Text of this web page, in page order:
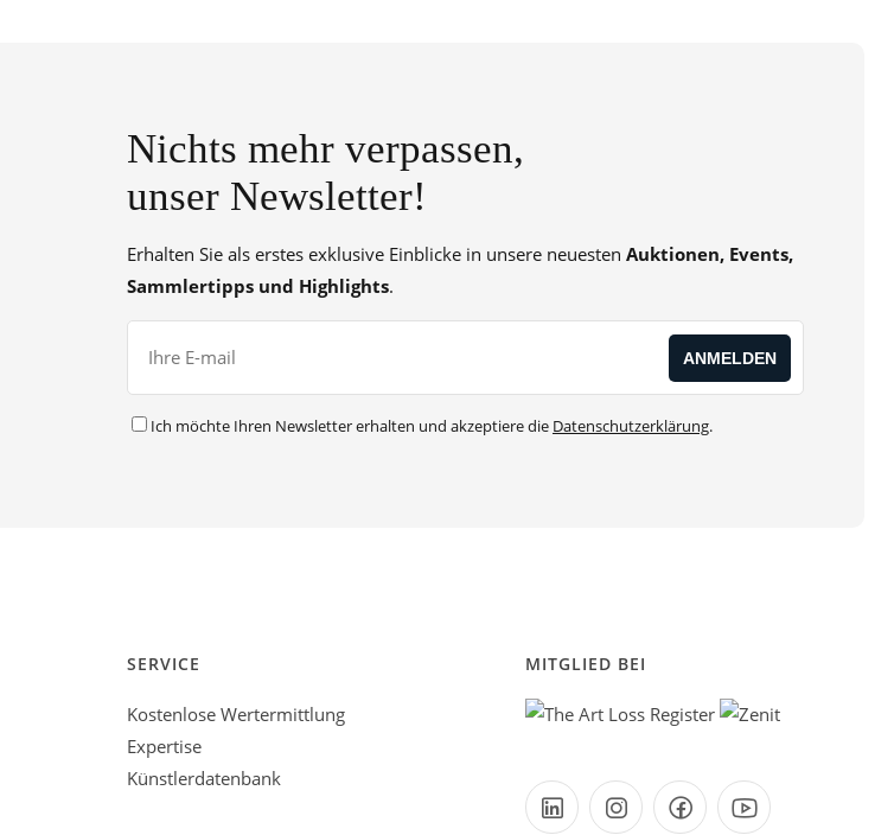
Nichts mehr verpassen,
unser Newsletter!
Erhalten Sie als erstes exklusive Einblicke in unsere neuesten Auktionen, Events,
Sammlertipps und Highlights.
Ich möchte Ihren Newsletter erhalten und akzeptiere die Datenschutzerklärung.
SERVICE
Kostenlose Wertermittlung
Expertise
Künstlerdatenbank
MITGLIED BEI